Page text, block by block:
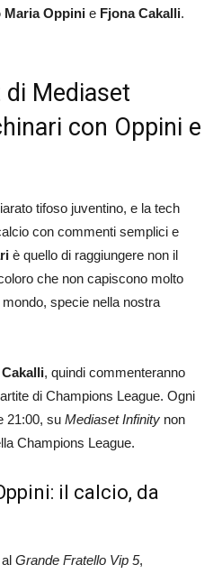
Maria Oppini e Fjona Cakalli.
Mediaset
con Oppini e
tifoso juventino, e la tech
con commenti semplici e
è quello di raggiungere non il
che non capiscono molto
specie nella nostra
, quindi commenteranno
di Champions League. Ogni
21:00, su Mediaset Infinity non
Champions League.
il calcio, da
Grande Fratello Vip 5,